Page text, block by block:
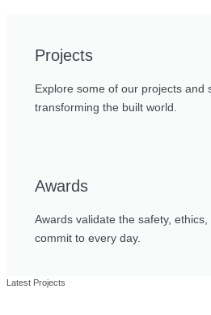
Projects
Explore some of our projects and
transforming the built world.
Awards
Awards validate the safety,
commit to every day.
Latest Projects